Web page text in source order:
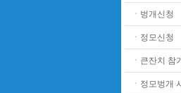
ㆍ벙개신청
ㆍ정모신청
ㆍ큰잔치 참
ㆍ정모벙개